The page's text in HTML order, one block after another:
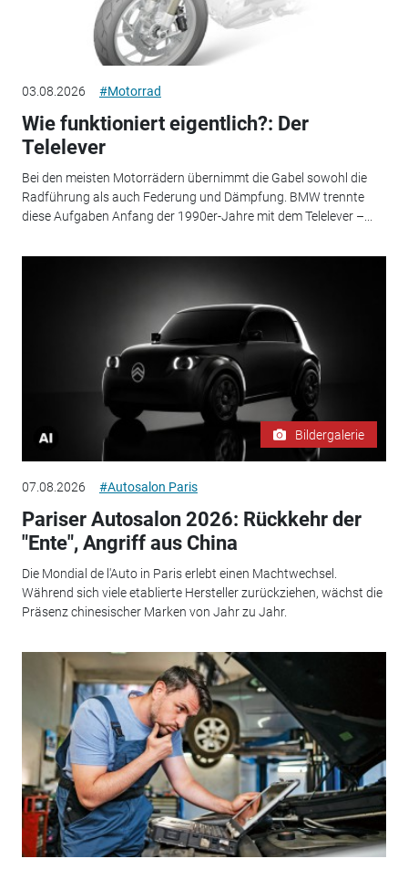
03.08.2026 #Motorrad
Wie funktioniert eigentlich?: Der
Telelever
Bei den meisten Motorrädern übernimmt die Gabel sowohl die
Radführung als auch Federung und Dämpfung. BMW trennte
diese Aufgaben Anfang der 1990er-Jahre mit dem Telelever –...
Bildergalerie
07.08.2026 #Autosalon Paris
Pariser Autosalon 2026: Rückkehr der
"Ente", Angriff aus China
Die Mondial de l'Auto in Paris erlebt einen Machtwechsel.
Während sich viele etablierte Hersteller zurückziehen, wächst die
Präsenz chinesischer Marken von Jahr zu Jahr.